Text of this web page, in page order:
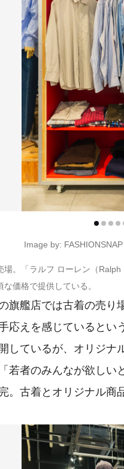
Image by: FASHIONSNAP
場。「ラルフ ローレン（
価格で提供している。
旗艦店では古着の売り
応えを感じているとい
しているが、オリジ
若者のみんなが欲し
。古着とオリジナル商